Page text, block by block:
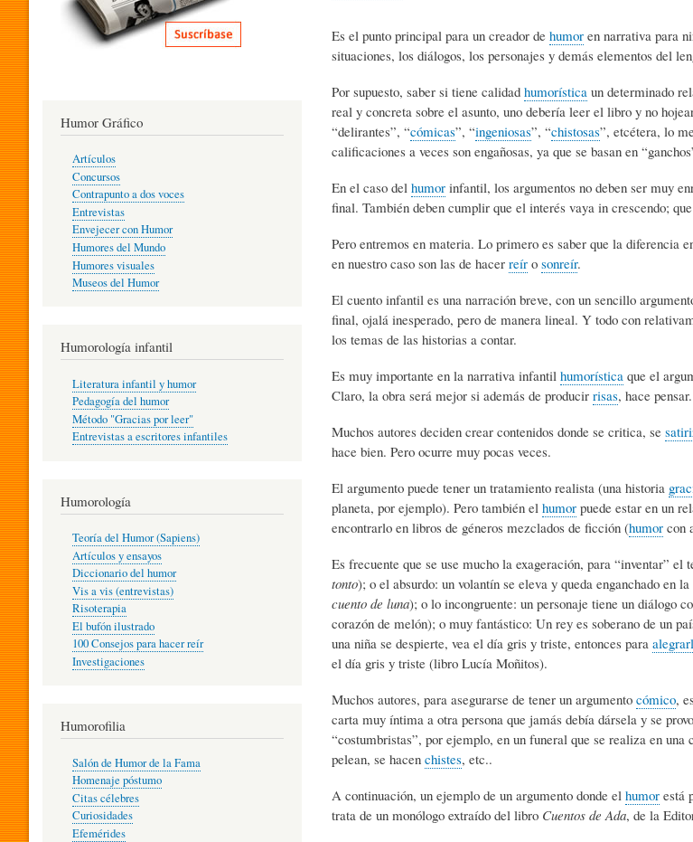
E
A A
D
E
H
U
M
R
(
S
Ó
N
Y
A
C
T
U
L
I
D
U
L
A
S
D
E
H
M
R
Es el punto principal para un creador de humor en narrativa para
situaciones, los diálogos, los personajes y demás elementos del
Por supuesto, saber si tiene calidad humorística un determinado
real y concreta sobre el asunto, uno debería leer el libro y no
“delirantes”, “cómicas”, “ingeniosas”, “chistosas”, etcétera, lo
calificaciones a veces son engañosas, ya que se basan en
En el caso del humor infantil, los argumentos no deben ser muy
final. También deben cumplir que el interés vaya in crescendo;
Pero entremos en materia. Lo primero es saber que la diferencia
en nuestro caso son las de hacer reír o sonreír.
El cuento infantil es una narración breve, con un sencillo
final, ojalá inesperado, pero de manera lineal. Y todo con
los temas de las historias a contar.
Es muy importante en la narrativa infantil humorística que el
Claro, la obra será mejor si además de producir risas, hace pensar.
Muchos autores deciden crear contenidos donde se critica, se
hace bien. Pero ocurre muy pocas veces.
El argumento puede tener un tratamiento realista (una historia
planeta, por ejemplo). Pero también el humor puede estar en un
encontrarlo en libros de géneros mezclados de ficción (humor con
Es frecuente que se use mucho la exageración, para “inventar”
tonto); o el absurdo: un volantín se eleva y queda enganchado en
cuento de luna); o lo incongruente: un personaje tiene un diálogo
corazón de melón); o muy fantástico: Un rey es soberano de un
una niña se despierte, vea el día gris y triste, entonces para
el día gris y triste (libro Lucía Moñitos).
Muchos autores, para asegurarse de tener un argumento cómico,
carta muy íntima a otra persona que jamás debía dársela y se
“costumbristas”, por ejemplo, en un funeral que se realiza en una
pelean, se hacen chistes, etc..
A continuación, un ejemplo de un argumento donde el humor está
trata de un monólogo extraído del libro Cuentos de Ada, de la
Humor Gráfico
Artículos
Concursos
Contrapunto a dos voces
Entrevistas
Envejecer con Humor
Humores del Mundo
Humores visuales
Museos del Humor
Humorología infantil
Literatura infantil y humor
Pedagogía del humor
Método "Gracias por leer"
Entrevistas a escritores infantiles
Humorología
Teoría del Humor (Sapiens)
Artículos y ensayos
Diccionario del humor
Vis a vis (entrevistas)
Risoterapia
El bufón ilustrado
100 Consejos para hacer reír
Investigaciones
Humorofilia
Salón de Humor de la Fama
Homenaje póstumo
Citas célebres
Curiosidades
Efemérides